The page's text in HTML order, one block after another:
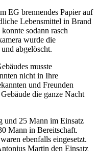
EG brennendes Papier auf
Lebensmittel in Brand
sodann rasch
wurde die
abgelöscht.
musste
nicht in Ihre
und Freunden
die ganze Nacht
und 25 Mann im Einsatz
Mann in Bereitschaft.
ebenfalls eingesetzt.
Martin den Einsatz